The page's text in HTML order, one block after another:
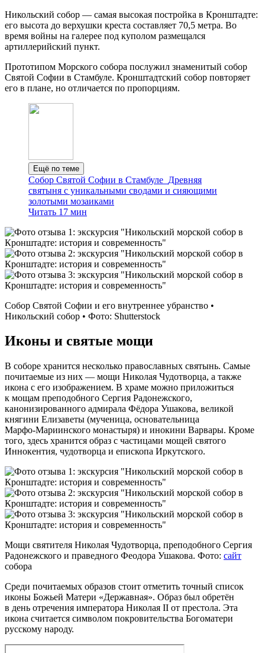
Никольский собор — самая высокая постройка в Кронштадте:
его высота до верхушки креста составляет 70,5 метра. Во
время войны на галерее под куполом размещался
артиллерийский пункт.
Прототипом Морского собора послужил знаменитый собор
Святой Софии в Стамбуле. Кронштадтский собор повторяет
его в плане, но отличается по пропорциям.
Ещё по теме
Собор Святой Софии в Стамбуле Древняя
святыня с уникальными сводами и сияющими
золотыми мозаиками
Читать 17 мин
Собор Святой Софии и его внутреннее убранство •
Никольский собор • Фото: Shutterstock
Иконы и святые мощи
В соборе хранится несколько православных святынь. Самые
почитаемые из них — мощи Николая Чудотворца, а также
икона с его изображением. В храме можно приложиться
к мощам преподобного Сергия Радонежского,
канонизированного адмирала Фёдора Ушакова, великой
княгини Елизаветы (мученица, основательница
Марфо‑Мариинского монастыря) и инокини Варвары. Кроме
того, здесь хранится образ с частицами мощей святого
Иннокентия, чудотворца и епископа Иркутского.
Мощи святителя Николая Чудотворца, преподобного Сергия
Радонежского и праведного Феодора Ушакова. Фото: сайт
собора
Среди почитаемых образов стоит отметить точный список
иконы Божьей Матери «Державная». Образ был обретён
в день отречения императора Николая II от престола. Эта
икона считается символом покровительства Богоматери
русскому народу.